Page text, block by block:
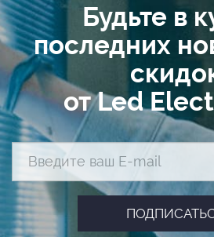
Будьте в
последних
от Led